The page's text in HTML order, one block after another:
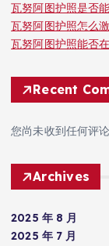
瓦努阿图护照是否
瓦努阿图护照怎么
瓦努阿图护照能否
Recent
您尚未收到任何评论
Archives
2025 年 8 月
2025 年 7 月